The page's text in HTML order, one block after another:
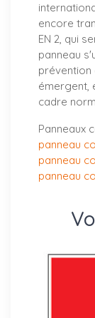
encore
EN 2, qui
panneau
prévention
émergent,
cadre
Panneaux
panneau
panneau
panneau